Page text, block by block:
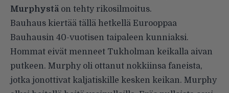
Murphystä on tehty rikosilmoitus.
Bauhaus kiertää tällä hetkellä Eurooppaa
Bauhausin 40-vuotisen taipaleen kunniaksi.
Hommat eivät menneet Tukholman keikalla aivan
putkeen. Murphy oli ottanut nokkiinsa faneista,
jotka jonottivat kaljatiskille kesken keikan. Murphy